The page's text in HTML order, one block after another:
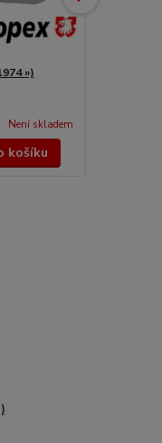
»)
Není skladem
košíku